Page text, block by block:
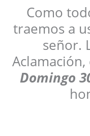
Como
traemos a
señor.
Aclamación,
Domingo